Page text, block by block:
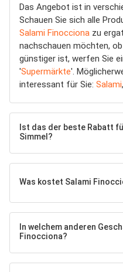
Das Angebot ist in
Schauen Sie sich alle
Salami Finocciona zu
nachschauen möchten,
günstiger ist, werfen Sie
'Supermärkte'.
interessant für Sie: Salami,
Ist das der beste Rabatt
Simmel?
Was kostet Salami
In welchem anderen
Finocciona?